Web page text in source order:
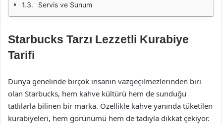
Servis ve Sunum
Starbucks Tarzı Lezzetli Kurabiye
Tarifi
Dünya genelinde birçok insanın vazgeçilmezlerinden biri
olan Starbucks, hem kahve kültürü hem de sunduğu
tatlılarla bilinen bir marka. Özellikle kahve yanında tüketilen
kurabiyeleri, hem görünümü hem de tadıyla dikkat çekiyor.